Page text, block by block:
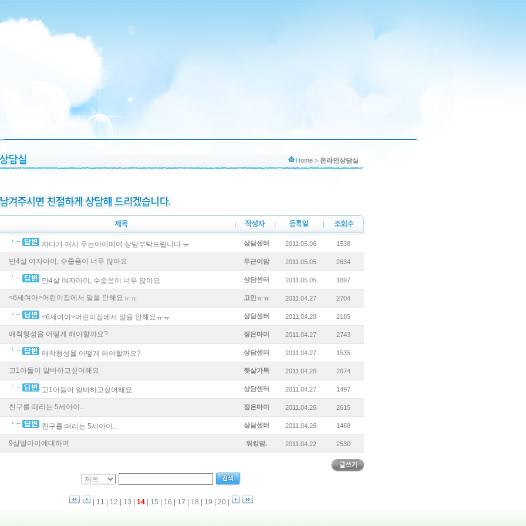
Home> 온라인상담실
자다가 깨서 우는아이예여 상담부탁드립니다 ㅠ 상담센터 2011.05.06 1538
만4살 여자아이, 수줍음이 너무 많아요 푸근이맘 2011.05.05 2634
만4살 여자아이, 수줍음이 너무 많아요 상담센터 2011.05.05 1697
<6세여아>어린이집에서 말을 안해요ㅠㅠ 고민ㅠㅠ 2011.04.27 2704
<6세여아>어린이집에서 말을 안해요ㅠㅠ 상담센터 2011.04.28 2185
애착형성을 어떻게 해야할까요? 정은마미 2011.04.27 2743
애착형성을 어떻게 해야할까요? 상담센터 2011.04.27 1535
고1아들이 알바하고싶어해요 햇살가득 2011.04.26 2674
고1아들이 알바하고싶어해요 상담센터 2011.04.27 1497
친구를 때리는 5세아이.. 정은마미 2011.04.26 2615
친구를 때리는 5세아이.. 상담센터 2011.04.26 1468
9살딸아이에대하여 워킹맘. 2011.04.22 2530
11 12 13 14 15 16 17 18 19 20